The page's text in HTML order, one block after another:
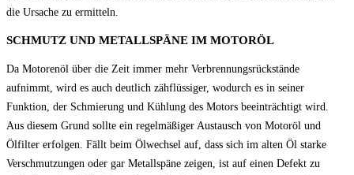
die Ursache zu ermitteln.
SCHMUTZ UND METALLSPÄNE IM MOTORÖL
Da Motorenöl über die Zeit immer mehr Verbrennungsrückstände
aufnimmt, wird es auch deutlich zähflüssiger, wodurch es in seiner
Funktion, der Schmierung und Kühlung des Motors beeinträchtigt wird.
Aus diesem Grund sollte ein regelmäßiger Austausch von Motoröl und
Ölfilter erfolgen. Fällt beim Ölwechsel auf, dass sich im alten Öl starke
Verschmutzungen oder gar Metallspäne zeigen, ist auf einen Defekt zu